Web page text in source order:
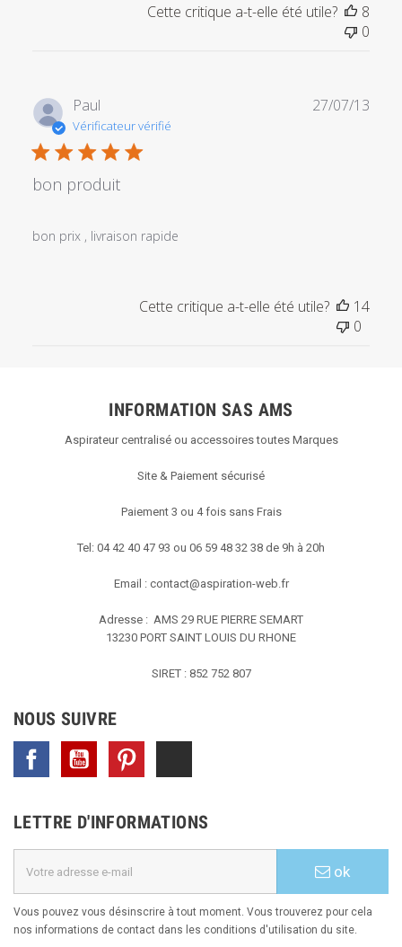
Cette critique a-t-elle été utile?
8
0
Paul
Vérificateur vérifié
bon produit
bon prix , livraison rapide
27/07/13
Cette critique a-t-elle été utile?
14
0
INFORMATION SAS AMS
Aspirateur centralisé ou accessoires toutes Marques
Site & Paiement sécurisé
Paiement 3 ou 4 fois sans Frais
Tel: 04 42 40 47 93 ou 06 59 48 32 38 de 9h à 20h
Email : contact@aspiration-web.fr
Adresse : AMS 29 RUE PIERRE SEMART
13230 PORT SAINT LOUIS DU RHONE
SIRET : 852 752 807
NOUS SUIVRE
Facebook YouTube
LETTRE D'INFORMATIONS
ok
Vous pouvez vous désinscrire à tout moment. Vous trouverez pour cela
nos informations de contact dans les conditions d'utilisation du site.